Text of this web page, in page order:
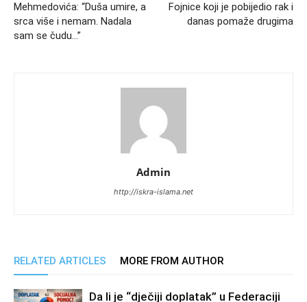
Mehmedovića: “Duša umire, a
srca više i nemam. Nadala
sam se čudu…”
Fojnice koji je pobijedio rak i
danas pomaže drugima
Admin
http://iskra-islama.net
RELATED ARTICLES MORE FROM AUTHOR
Da li je “dječiji doplatak” u Federaciji